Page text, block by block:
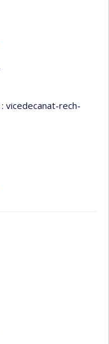
vicedecanat-rech-